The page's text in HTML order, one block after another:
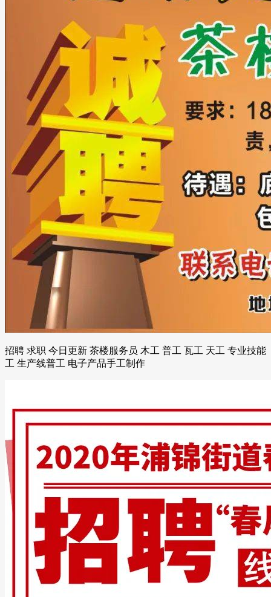
招聘 求职 今日更新 茶楼服务员 木工 普工 瓦工 天工 专业技能
工 生产线普工 电子产品手工制作